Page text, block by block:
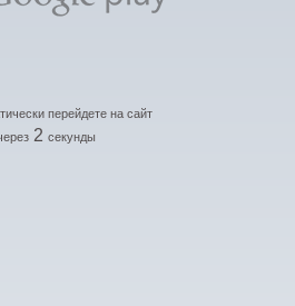
перейдете на сайт
2 секунды